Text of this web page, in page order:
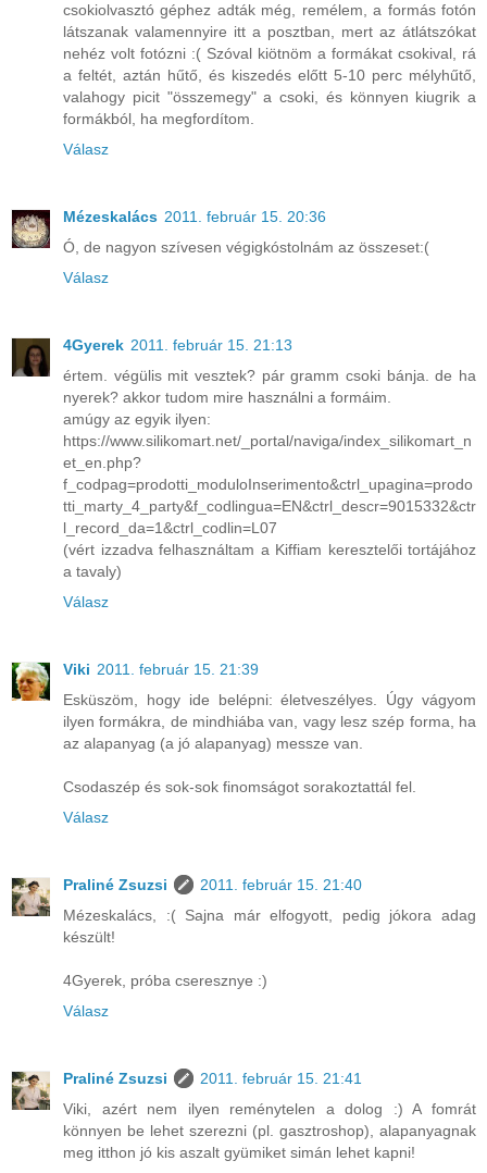
csokiolvasztó géphez adták még, remélem, a formás fotón
látszanak valamennyire itt a posztban, mert az átlátszókat
nehéz volt fotózni :( Szóval kiötnöm a formákat csokival, rá
a feltét, aztán hűtő, és kiszedés előtt 5-10 perc mélyhűtő,
valahogy picit "összemegy" a csoki, és könnyen kiugrik a
formákból, ha megfordítom.
Válasz
Mézeskalács 2011. február 15. 20:36
Ó, de nagyon szívesen végigkóstolnám az összeset:(
Válasz
4Gyerek 2011. február 15. 21:13
értem. végülis mit vesztek? pár gramm csoki bánja. de ha
nyerek? akkor tudom mire használni a formáim.
amúgy az egyik ilyen:
https://www.silikomart.net/_portal/naviga/index_silikomart_n
et_en.php?
f_codpag=prodotti_moduloInserimento&ctrl_upagina=prodo
tti_marty_4_party&f_codlingua=EN&ctrl_descr=9015332&ctr
l_record_da=1&ctrl_codlin=L07
(vért izzadva felhasználtam a Kiffiam keresztelői tortájához
a tavaly)
Válasz
Viki 2011. február 15. 21:39
Esküszöm, hogy ide belépni: életveszélyes. Úgy vágyom
ilyen formákra, de mindhiába van, vagy lesz szép forma, ha
az alapanyag (a jó alapanyag) messze van.
Csodaszép és sok-sok finomságot sorakoztattál fel.
Válasz
Praliné Zsuzsi
2011. február 15. 21:40
Mézeskalács, :( Sajna már elfogyott, pedig jókora adag
készült!
4Gyerek, próba cseresznye :)
Válasz
Praliné Zsuzsi
2011. február 15. 21:41
Viki, azért nem ilyen reménytelen a dolog :) A fomrát
könnyen be lehet szerezni (pl. gasztroshop), alapanyagnak
meg itthon jó kis aszalt gyümiket simán lehet kapni!